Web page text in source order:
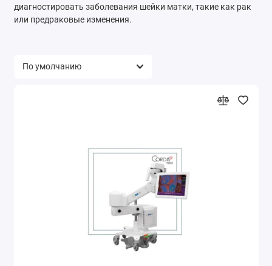
диагностировать заболевания шейки матки, такие как рак
или предраковые изменения.